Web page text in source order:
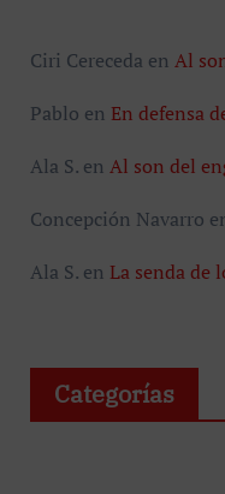
Ciri Cereceda en Al
Pablo en En defensa
Ala S.en Al son del
Concepción Navarro
Ala S.en La senda de
Categorías